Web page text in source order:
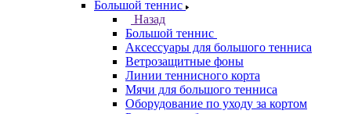
Большой теннис
Назад
Большой теннис
Аксессуары для большого тенниса
Ветрозащитные фоны
Линии теннисного корта
Мячи для большого тенниса
Оборудование по уходу за кортом